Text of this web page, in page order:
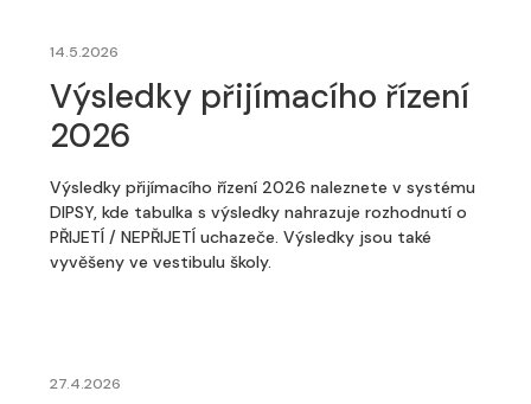
14.5.2026
Výsledky přijímacího řízení
2026
Výsledky přijímacího řízení 2026 naleznete v systému
DIPSY, kde tabulka s výsledky nahrazuje rozhodnutí o
PŘIJETÍ / NEPŘIJETÍ uchazeče. Výsledky jsou také
vyvěšeny ve vestibulu školy.
27.4.2026